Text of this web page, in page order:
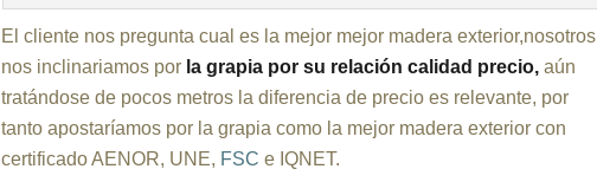
El cliente nos pregunta cual es la mejor mejor madera exterior,nosotros
nos inclinariamos por la grapia por su relación calidad precio, aún
tratándose de pocos metros la diferencia de precio es relevante, por
tanto apostaríamos por la grapia como la mejor madera exterior con
certificado AENOR, UNE, FSC e IQNET.